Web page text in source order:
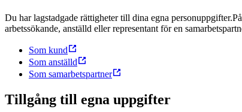
Du har lagstadgade rättigheter till dina egna personuppgifter.
arbetssökande, anställd eller representant för en
Som kund
Som anställd
Som samarbetspartner
Tillgång till egna uppgifter